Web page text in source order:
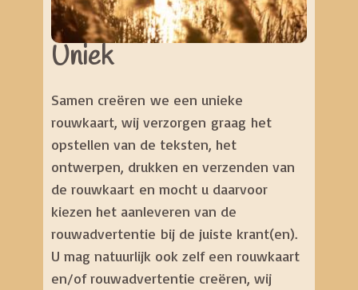
Uniek
Samen creëren we een unieke
rouwkaart, wij verzorgen graag het
opstellen van de teksten, het
ontwerpen, drukken en verzenden van
de rouwkaart en mocht u daarvoor
kiezen het aanleveren van de
rouwadvertentie bij de juiste krant(en).
U mag natuurlijk ook zelf een rouwkaart
en/of rouwadvertentie creëren, wij